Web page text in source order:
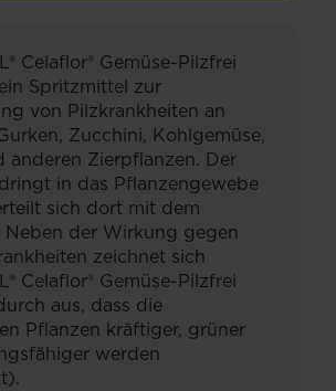
Celaflor® Gemüse-Pilzfrei
Spritzmittel zur
von Pilzkrankheiten an
Zucchini, Kohlgemüse,
anderen Zierpflanzen. Der
in das Pflanzengewebe
sich dort mit dem
Neben der Wirkung gegen
zeichnet sich
Celaflor® Gemüse-Pilzfrei
aus, dass die
Pflanzen kräftiger, grüner
werden